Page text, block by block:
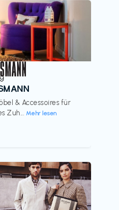
& Accessoires für
Zuh... Mehr lesen